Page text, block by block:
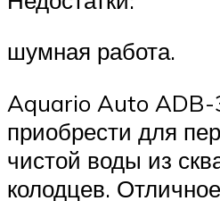
шумная работа.
Aquario Auto ADB-
приобрести для
чистой воды из
колодцев.